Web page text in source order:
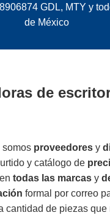
GDL, MTY y
de México
de
somos proveedores y
y catálogo de
en todas las marcas y
formal por correo
cantidad de piezas que